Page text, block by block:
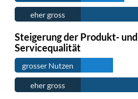
eher gross
Steigerung der Produkt- und
Servicequalität
grosser Nutzen
eher gross